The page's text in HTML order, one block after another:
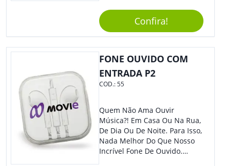
Boneco. Demais, Não É?
Personalize Com Sua Marca.
Super Criativo, Seus Clientes E
Colaboradores Irão Adorar.
Confira!
FONE OUVIDO COM
ENTRADA P2
COD.:55
Quem Não Ama Ouvir
Música?! Em Casa Ou Na Rua,
De Dia Ou De Noite. Para Isso,
Nada Melhor Do Que Nosso
Incrível Fone De Ouvido.